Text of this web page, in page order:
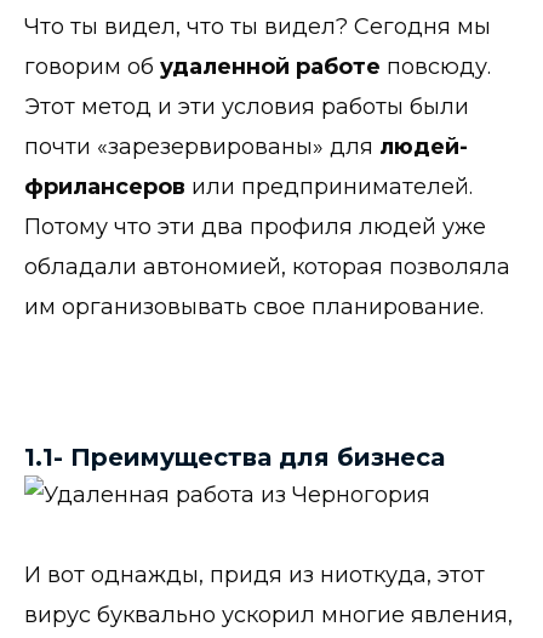
Что ты видел, что ты видел? Сегодня мы
говорим об удаленной работе повсюду.
Этот метод и эти условия работы были
почти «зарезервированы» для людей-
фрилансеров или предпринимателей.
Потому что эти два профиля людей уже
обладали автономией, которая позволяла
им организовывать свое планирование.
1.1- Преимущества для бизнеса
И вот однажды, придя из ниоткуда, этот
вирус буквально ускорил многие явления,